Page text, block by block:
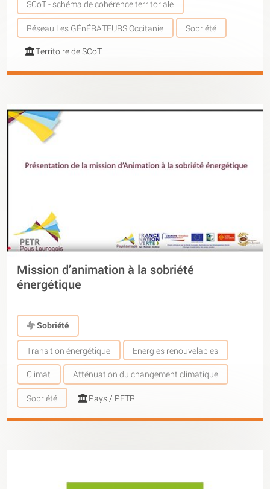
SCoT - schéma de cohérence territoriale
Réseau Les GÉnÉRATEURS Occitanie Sobriété
Territoire de SCoT
Mission d’animation à la sobriété
énergétique
Sobriété
Transition énergétique Energies renouvelables
Climat Atténuation du changement climatique
Sobriété Pays / PETR